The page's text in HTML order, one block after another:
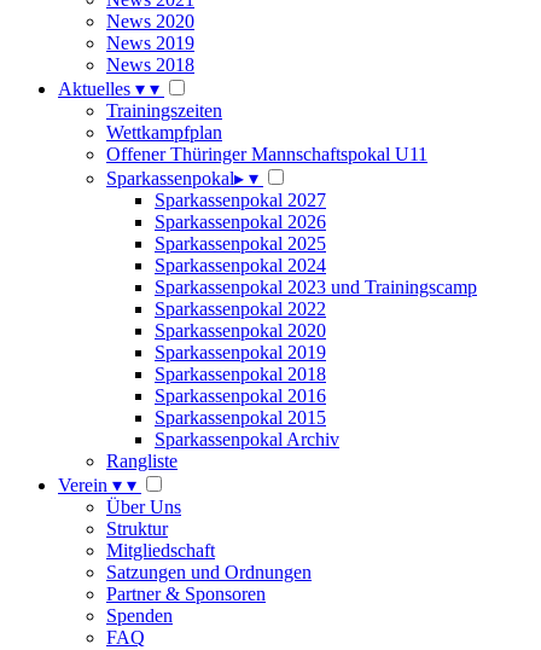
News 2020
News 2019
News 2018
Aktuelles ▾ ▾
Trainingszeiten
Wettkampfplan
Offener Thüringer Mannschaftspokal U11
Sparkassenpokal▸ ▾
Sparkassenpokal 2027
Sparkassenpokal 2026
Sparkassenpokal 2025
Sparkassenpokal 2024
Sparkassenpokal 2023 und Trainingscamp
Sparkassenpokal 2022
Sparkassenpokal 2020
Sparkassenpokal 2019
Sparkassenpokal 2018
Sparkassenpokal 2016
Sparkassenpokal 2015
Sparkassenpokal Archiv
Rangliste
Verein ▾ ▾
Über Uns
Struktur
Mitgliedschaft
Satzungen und Ordnungen
Partner & Sponsoren
Spenden
FAQ